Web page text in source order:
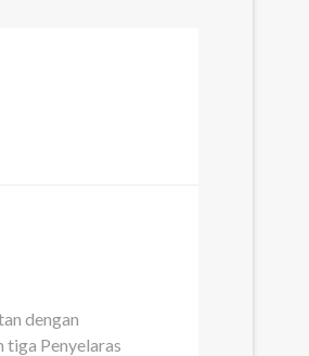
dengan
tiga Penyelaras